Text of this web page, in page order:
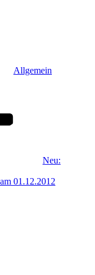
Allgemein
Neu:
01.12.2012